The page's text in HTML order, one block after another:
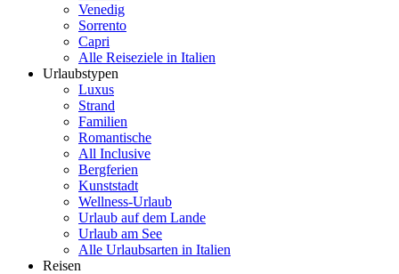
Venedig
Sorrento
Capri
Alle Reiseziele in Italien
Urlaubstypen
Luxus
Strand
Familien
Romantische
All Inclusive
Bergferien
Kunststadt
Wellness-Urlaub
Urlaub auf dem Lande
Urlaub am See
Alle Urlaubsarten in Italien
Reisen